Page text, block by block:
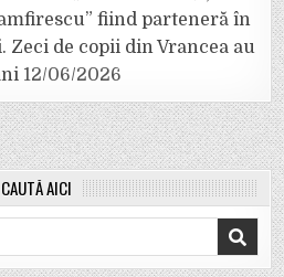
fiind parteneră în
de copii din Vrancea au
12/06/2026
CAUTĂ AICI